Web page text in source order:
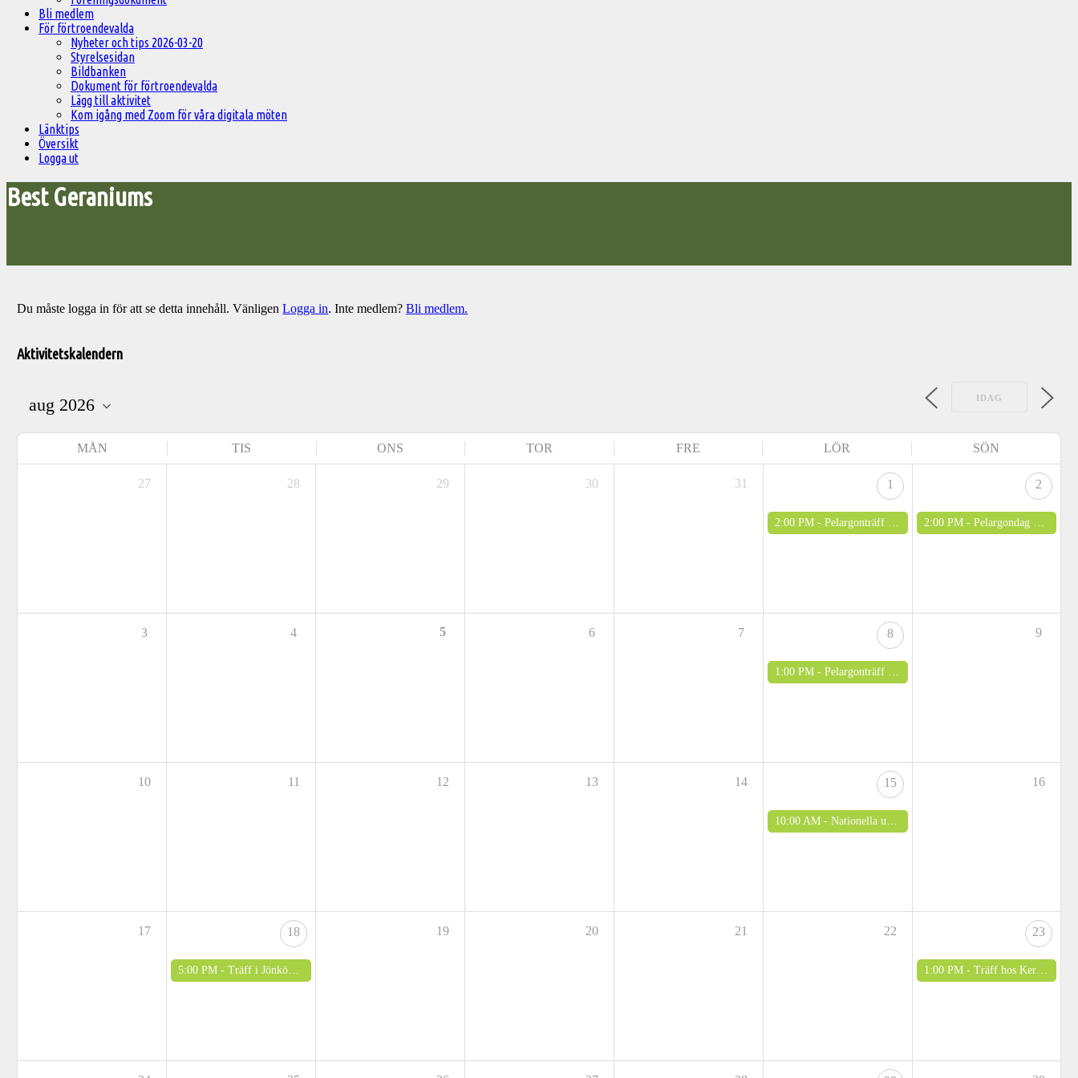
Bli medlem
För förtroendevalda
Nyheter och tips 2026-03-20
Styrelsesidan
Bildbanken
Dokument för förtroendevalda
Lägg till aktivitet
Kom igång med Zoom för våra digitala möten
Länktips
Översikt
Logga ut
Best Geraniums
Du måste logga in för att se detta innehåll. VänligenLogga in. Inte medlem?Bli medlem.
till
Aktivitetskalendern
IDAG
MÅN TIS ONS TOR FRE LÖR SÖN
27 28 29 30 31 1
2:00 PM - Pelargonträff vid Lisas Växthus - OBS! Nytt datum
2
2:00 PM - Pelargondag på Thurdinska gården
3 4 5 6 7 8
1:00 PM - Pelargonträff i Mälarhöjden
9
10 11 12 13 14 15
10:00 AM - Nationella utställningen 2026
16
17 18
5:00 PM -Träff i Jönköping Pelargonsällskap
19 20 21 22 23
1:00 PM - Träff hos Kerstin Fredlund